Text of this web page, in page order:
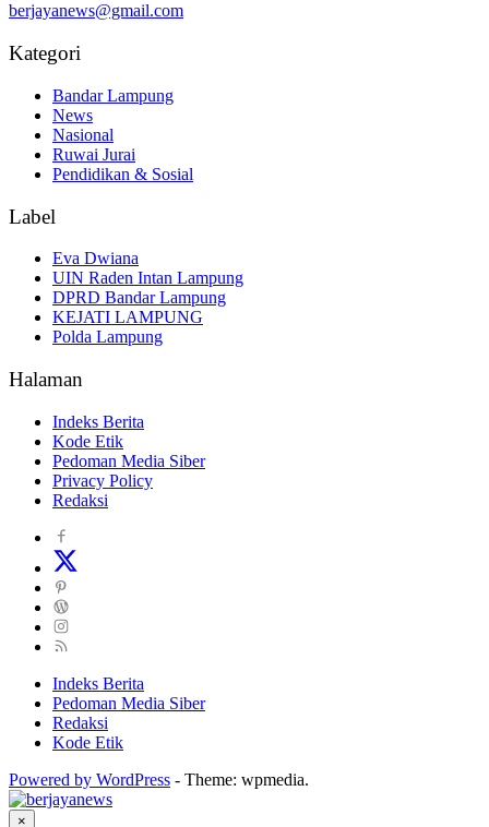
berjayanews@gmail.com
Kategori
Bandar Lampung
News
Nasional
Ruwai Jurai
Pendidikan & Sosial
Label
Eva Dwiana
UIN Raden Intan Lampung
DPRD Bandar Lampung
KEJATI LAMPUNG
Polda Lampung
Halaman
Indeks Berita
Kode Etik
Pedoman Media Siber
Privacy Policy
Redaksi
Indeks Berita
Pedoman Media Siber
Redaksi
Kode Etik
Powered by WordPress - Theme: wpmedia.
×